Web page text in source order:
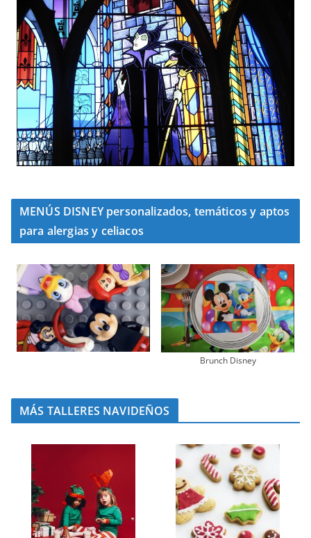
MENÚS DISNEY personalizados, temáticos y aptos
para alergias y celiacos
Brunch Disney
MÁS TALLERES NAVIDEÑOS